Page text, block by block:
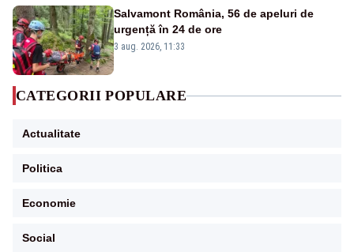
Salvamont România, 56 de apeluri de
urgență în 24 de ore
3 aug. 2026, 11:33
CATEGORII POPULARE
Actualitate
Politica
Economie
Social